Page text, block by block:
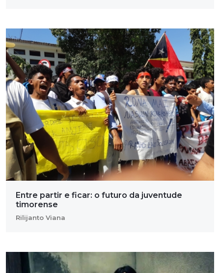
Entre partir e ficar: o futuro da juventude
timorense
Rilijanto Viana